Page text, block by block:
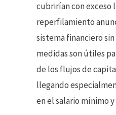
cubrirían con exceso
reperfilamiento
sistema financiero
medidas son útiles
de los flujos de
llegando
en el salario mínimo